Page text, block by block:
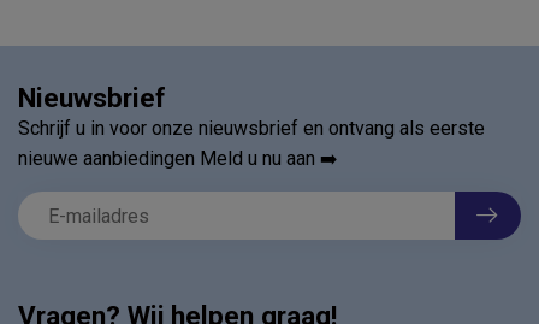
Vragen? Wij helpen graag!
Nieuwsbrief
Schrijf u in voor onze nieuwsbrief en ontvang als eerste
nieuwe aanbiedingen Meld u nu aan ➡️